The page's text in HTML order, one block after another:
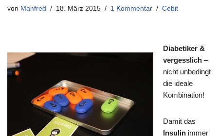
von Manfred 18. März 2015 1 Kommentar Cebit
Diabetiker &
vergesslich –
nicht unbedingt
die ideale
Kombination!
Damit das
Insulin immer